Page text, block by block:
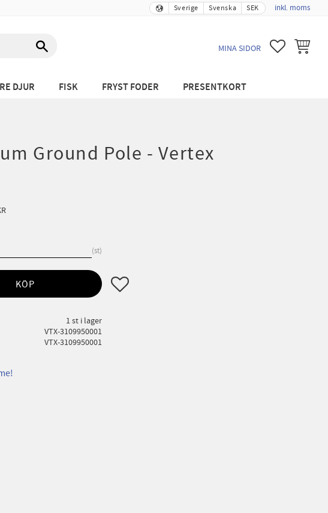
Sverige Svenska SEK inkl. moms
MINA SIDOR FAVORITER
DJUR FISK FRYST FODER PRESENTKORT
Ground Pole - Vertex
st
KÖP Lägg till i favoriter
1 st i lager
VTX-3109950001
VTX-3109950001